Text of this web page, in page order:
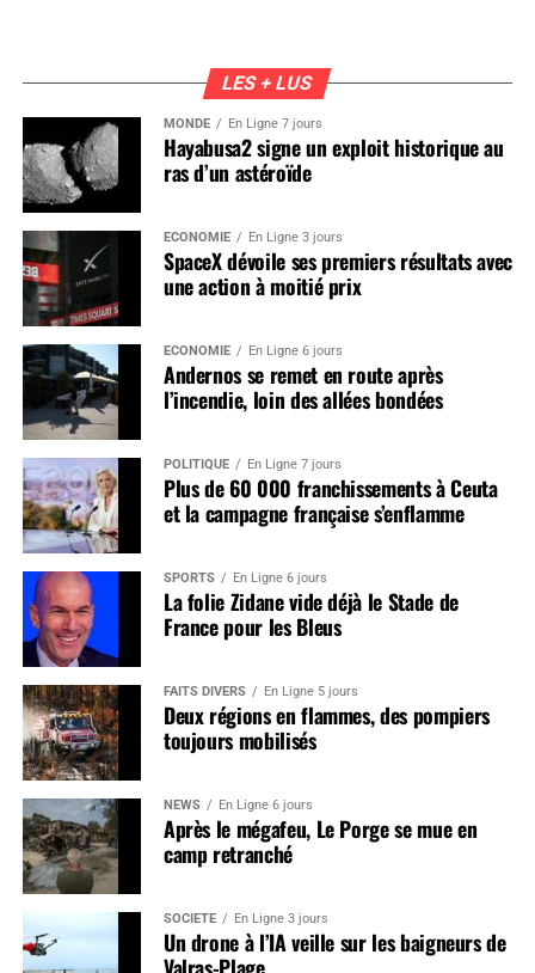
LES + LUS
MONDE En Ligne 7 jours
Hayabusa2 signe un exploit historique au
ras d’un astéroïde
ÉCONOMIE En Ligne 3 jours
SpaceX dévoile ses premiers résultats avec
une action à moitié prix
ÉCONOMIE En Ligne 6 jours
Andernos se remet en route après
l’incendie, loin des allées bondées
POLITIQUE En Ligne 7 jours
Plus de 60 000 franchissements à Ceuta
et la campagne française s’enflamme
SPORTS En Ligne 6 jours
La folie Zidane vide déjà le Stade de
France pour les Bleus
FAITS DIVERS En Ligne 5 jours
Deux régions en flammes, des pompiers
toujours mobilisés
NEWS En Ligne 6 jours
Après le mégafeu, Le Porge se mue en
camp retranché
SOCIÉTÉ En Ligne 3 jours
Un drone à l’IA veille sur les baigneurs de